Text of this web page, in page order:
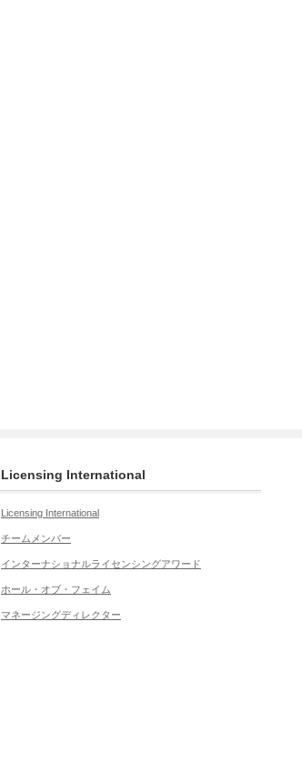
Licensing International
Licensing International
チームメンバー
インターナショナルライセンシングアワード
ホール・オブ・フェイム
マネージングディレクター